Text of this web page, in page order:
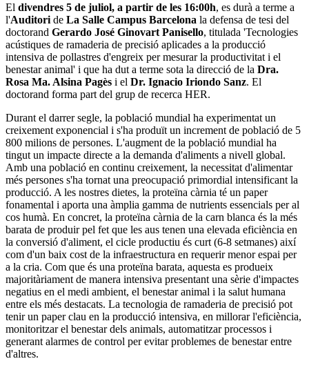
El divendres 5 de juliol, a partir de les 16:00h, es durà a terme a
l'Auditori de La Salle Campus Barcelona la defensa de tesi del
doctorand Gerardo José Ginovart Panisello, titulada 'Tecnologies
acústiques de ramaderia de precisió aplicades a la producció
intensiva de pollastres d'engreix per mesurar la productivitat i el
benestar animal' i que ha dut a terme sota la direcció de la Dra.
Rosa Ma. Alsina Pagès i el Dr. Ignacio Iriondo Sanz. El
doctorand forma part del grup de recerca HER.
Durant el darrer segle, la població mundial ha experimentat un
creixement exponencial i s'ha produït un increment de població de 5
800 milions de persones. L'augment de la població mundial ha
tingut un impacte directe a la demanda d'aliments a nivell global.
Amb una població en continu creixement, la necessitat d'alimentar
més persones s'ha tornat una preocupació primordial intensificant la
producció. A les nostres dietes, la proteïna càrnia té un paper
fonamental i aporta una àmplia gamma de nutrients essencials per al
cos humà. En concret, la proteïna càrnia de la carn blanca és la més
barata de produir pel fet que les aus tenen una elevada eficiència en
la conversió d'aliment, el cicle productiu és curt (6-8 setmanes) així
com d'un baix cost de la infraestructura en requerir menor espai per
a la cria. Com que és una proteïna barata, aquesta es produeix
majoritàriament de manera intensiva presentant una sèrie d'impactes
negatius en el medi ambient, el benestar animal i la salut humana
entre els més destacats. La tecnologia de ramaderia de precisió pot
tenir un paper clau en la producció intensiva, en millorar l'eficiència,
monitoritzar el benestar dels animals, automatitzar processos i
generant alarmes de control per evitar problemes de benestar entre
d'altres.